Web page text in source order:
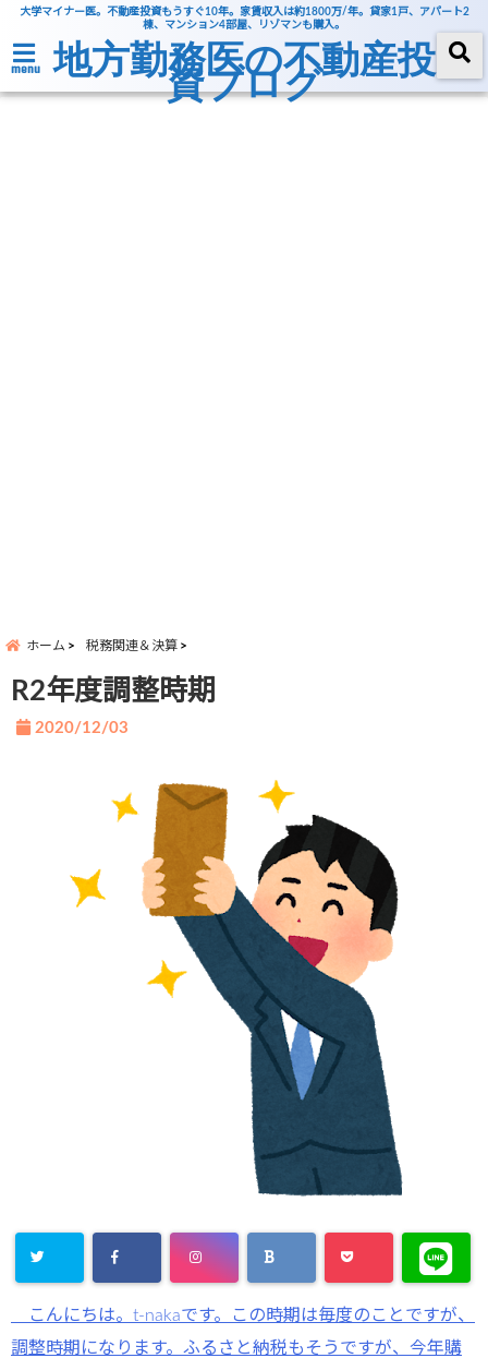
大学マイナー医。不動産投資もうすぐ10年。家賃収入は約1800万/年。貸家1戸、アパート2
棟、マンション4部屋、リゾマンも購入。
menu 地方勤務医の不動産投
資ブログ
ホーム 税務関連＆決算
R2年度調整時期
2020/12/03
こんにちは。t-nakaです。この時期は毎度のことですが、
調整時期になります。ふるさと納税もそうですが、今年購